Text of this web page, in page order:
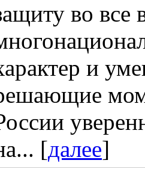
во все
и
[далее]